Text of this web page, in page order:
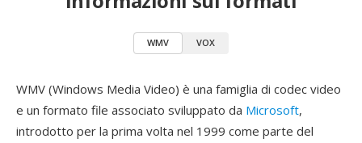
WMV VOX
WMV (Windows Media Video) è una famiglia di codec video
e un formato file associato sviluppato da Microsoft,
introdotto per la prima volta nel 1999 come parte del